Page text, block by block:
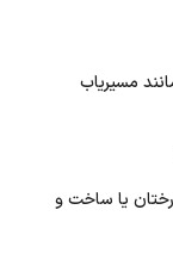
مسیر‌یاب
یا ساخت و